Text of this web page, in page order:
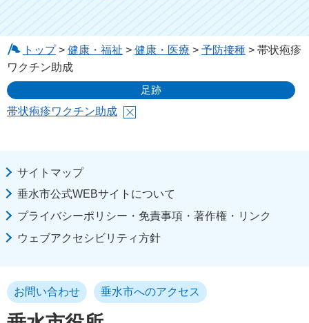
トップ> 健康・福祉 > 健康・医療 > 予防接種> 帯状疱疹
ワクチン助成
足跡
帯状疱疹ワクチン助成
サイトマップ
垂水市公式WEBサイトについて
プライバシーポリシー・免責事項・著作権・リンク
ウェブアクセシビリティ方針
お問い合わせ 垂水市へのアクセス